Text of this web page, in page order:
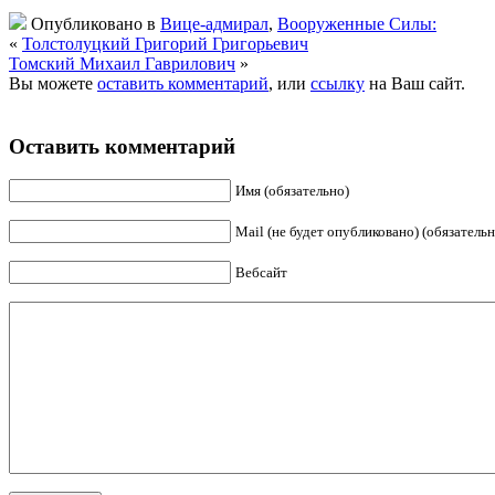
Опубликовано в Вице-адмирал, Вооруженные Силы:
« Толстолуцкий Григорий Григорьевич
Томский Михаил Гаврилович »
Вы можете оставить комментарий, или ссылку на Ваш сайт.
Оставить комментарий
Имя (обязательно)
Mail (не будет опубликовано)
Вебсайт